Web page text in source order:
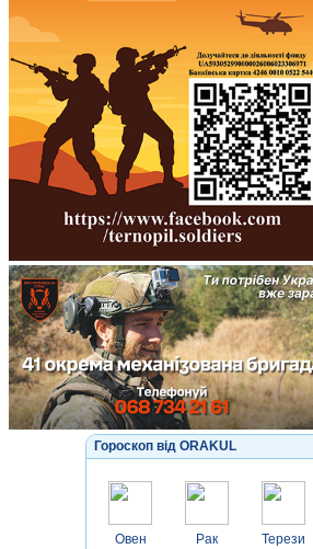
Гороскоп від ORAKUL
Овен Рак Терези